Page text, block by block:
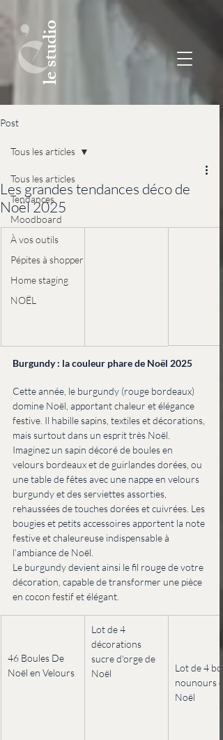
le studio
Post
Tous les articles
Tendances
Moodboard
À vos outils
Pépites à shopper
Home staging
NOËL
Tous les articles
Les grandes tendances déco de
Noël 2025
Burgundy : la couleur phare de Noël 2025
Cette année, le burgundy (rouge bordeaux)
domine Noël, apportant chaleur et élégance
festive. Il habille sapins, textiles et décorations,
mais surtout dans un esprit très Noël.
Imaginez un sapin décoré de boules en
velours bordeaux et de guirlandes dorées, ou
une table de fêtes avec une nappe en velours
burgundy et des serviettes assorties,
rehaussées de touches dorées et cuivrées. Les
bougies et petits accessoires apportent la note
festive et chaleureuse indispensable à
l’ambiance de Noël.
Le burgundy devient ainsi le fil rouge de votre
décoration, capable de transformer une pièce
en cocon festif et élégant.
46 Boules De
Noël en Velours
Lot de 4
décorations
sucre d'orge de
Noël
Lot de 4
nounours
Noël